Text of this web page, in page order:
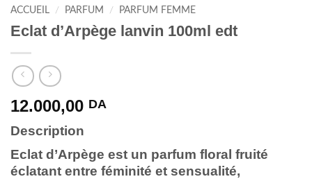
ACCUEIL / PARFUM / PARFUM FEMME
Eclat d’Arpège lanvin 100ml edt
12.000,00 DA
Description
Eclat d’Arpège est un parfum floral fruité
éclatant entre féminité et sensualité,